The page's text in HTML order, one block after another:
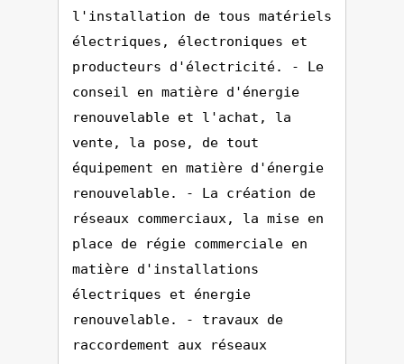
l'installation de tous matériels
électriques, électroniques et
producteurs d'électricité. - Le
conseil en matière d'énergie
renouvelable et l'achat, la
vente, la pose, de tout
équipement en matière d'énergie
renouvelable. - La création de
réseaux commerciaux, la mise en
place de régie commerciale en
matière d'installations
électriques et énergie
renouvelable. - travaux de
raccordement aux réseaux